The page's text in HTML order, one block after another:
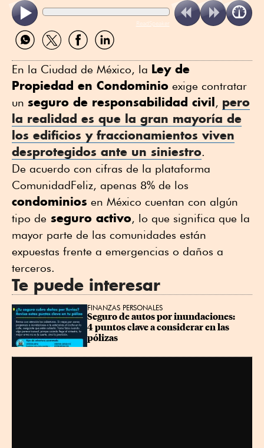
ReadSpeaker
Compartir
por
Compartir
por
Compartir
por
Compartir
por
En la Ciudad de México, la Ley de
Propiedad en Condominio exige contratar
un seguro de responsabilidad civil, pero
la realidad es que la gran mayoría de
los edificios y fraccionamientos viven
desprotegidos ante un siniestro.
De acuerdo con cifras de la plataforma
ComunidadFeliz, apenas 8% de los
condominios en México cuentan con algún
tipo de seguro activo, lo que significa que la
mayor parte de las comunidades están
expuestas frente a emergencias o daños a
terceros.
Te puede interesar
FINANZAS PERSONALES
Seguro de autos por inundaciones:
4 puntos clave a considerar en las
pólizas